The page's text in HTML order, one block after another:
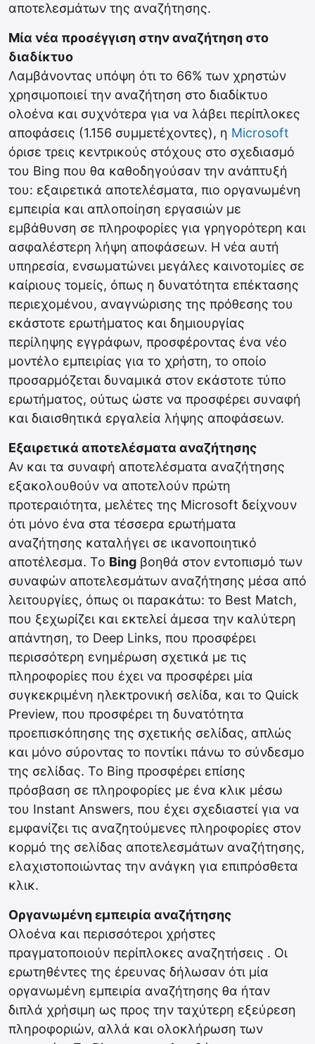
αποτελεσμάτων της αναζήτησης.
Μία νέα προσέγγιση στην αναζήτηση στο
διαδίκτυο
Λαμβάνοντας υπόψη ότι το 66% των χρηστών
χρησιμοποιεί την αναζήτηση στο διαδίκτυο
ολοένα και συχνότερα για να λάβει περίπλοκες
αποφάσεις (1.156 συμμετέχοντες), η Microsoft
όρισε τρεις κεντρικούς στόχους στο σχεδιασμό
του Bing που θα καθοδηγούσαν την ανάπτυξή
του: εξαιρετικά αποτελέσματα, πιο οργανωμένη
εμπειρία και απλοποίηση εργασιών με
εμβάθυνση σε πληροφορίες για γρηγορότερη και
ασφαλέστερη λήψη αποφάσεων. Η νέα αυτή
υπηρεσία, ενσωματώνει μεγάλες καινοτομίες σε
καίριους τομείς, όπως η δυνατότητα επέκτασης
περιεχομένου, αναγνώρισης της πρόθεσης του
εκάστοτε ερωτήματος και δημιουργίας
περίληψης εγγράφων, προσφέροντας ένα νέο
μοντέλο εμπειρίας για το χρήστη, το οποίο
προσαρμόζεται δυναμικά στον εκάστοτε τύπο
ερωτήματος, ούτως ώστε να προσφέρει συναφή
και διαισθητικά εργαλεία λήψης αποφάσεων.
Εξαιρετικά αποτελέσματα αναζήτησης
Αν και τα συναφή αποτελέσματα αναζήτησης
εξακολουθούν να αποτελούν πρώτη
προτεραιότητα, μελέτες της Microsoft δείχνουν
ότι μόνο ένα στα τέσσερα ερωτήματα
αναζήτησης καταλήγει σε ικανοποιητικό
αποτέλεσμα. Το Bing βοηθά στον εντοπισμό των
συναφών αποτελεσμάτων αναζήτησης μέσα από
λειτουργίες, όπως οι παρακάτω: το Best Match,
που ξεχωρίζει και εκτελεί άμεσα την καλύτερη
απάντηση, το Deep Links, που προσφέρει
περισσότερη ενημέρωση σχετικά με τις
πληροφορίες που έχει να προσφέρει μία
συγκεκριμένη ηλεκτρονική σελίδα, και το Quick
Preview, που προσφέρει τη δυνατότητα
προεπισκόπησης της σχετικής σελίδας, απλώς
και μόνο σύροντας το ποντίκι πάνω το σύνδεσμο
της σελίδας. Το Bing προσφέρει επίσης
πρόσβαση σε πληροφορίες με ένα κλικ μέσω
του Instant Answers, που έχει σχεδιαστεί για να
εμφανίζει τις αναζητούμενες πληροφορίες στον
κορμό της σελίδας αποτελεσμάτων αναζήτησης,
ελαχιστοποιώντας την ανάγκη για επιπρόσθετα
κλικ.
Οργανωμένη εμπειρία αναζήτησης
Ολοένα και περισσότεροι χρήστες
πραγματοποιούν περίπλοκες αναζητήσεις . Οι
ερωτηθέντες της έρευνας δήλωσαν ότι μία
οργανωμένη εμπειρία αναζήτησης θα ήταν
διπλά χρήσιμη ως προς την ταχύτερη εξεύρεση
πληροφοριών, αλλά και ολοκλήρωση των